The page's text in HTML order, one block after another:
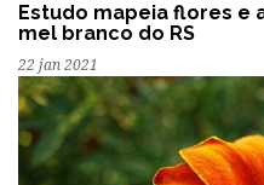
Estudo mapeia flores e
mel branco do RS
22 jan 2021